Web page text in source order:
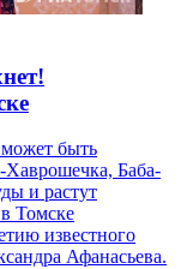
быть
Баба-
и растут
Томске
известного
Афанасьева.